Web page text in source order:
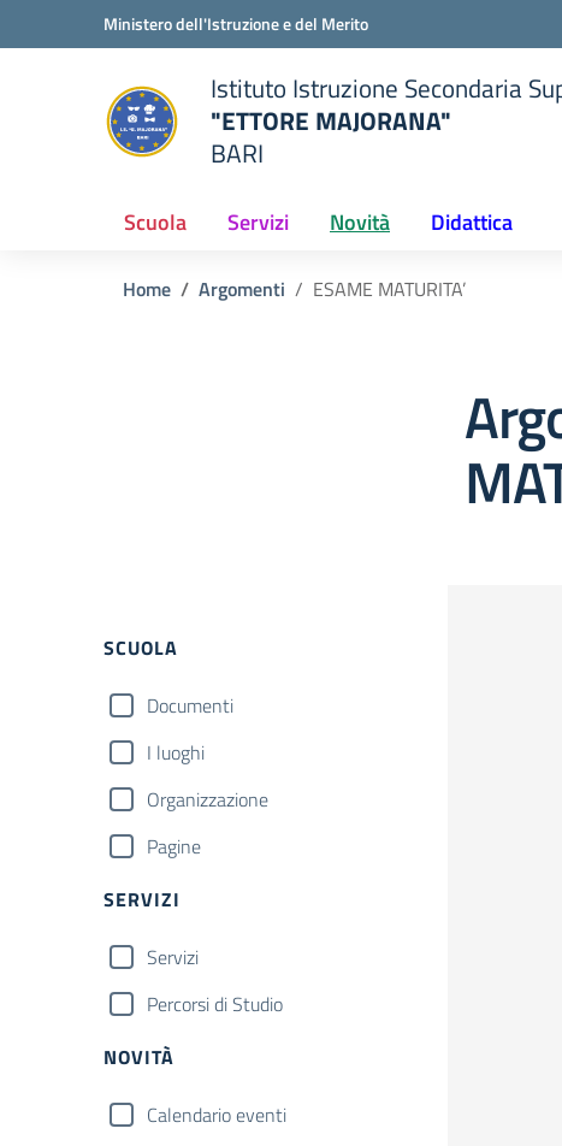
Vai ai contenuti
Vai al menu di navigazioneMinistero dell'Istruzione e del Merito
scuola
Istituto Istruzione Secondaria
"ETTORE MAJORANA"
BARI
Scuola Servizi Novità Didattica
Home Argomenti ESAME MATURITA’
Filtri
SCUOLA
Documenti
I luoghi
Organizzazione
Pagine
SERVIZI
Servizi
Percorsi di Studio
NOVITÀ
Calendario eventi